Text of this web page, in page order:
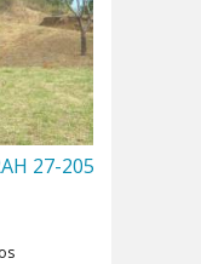
27-205